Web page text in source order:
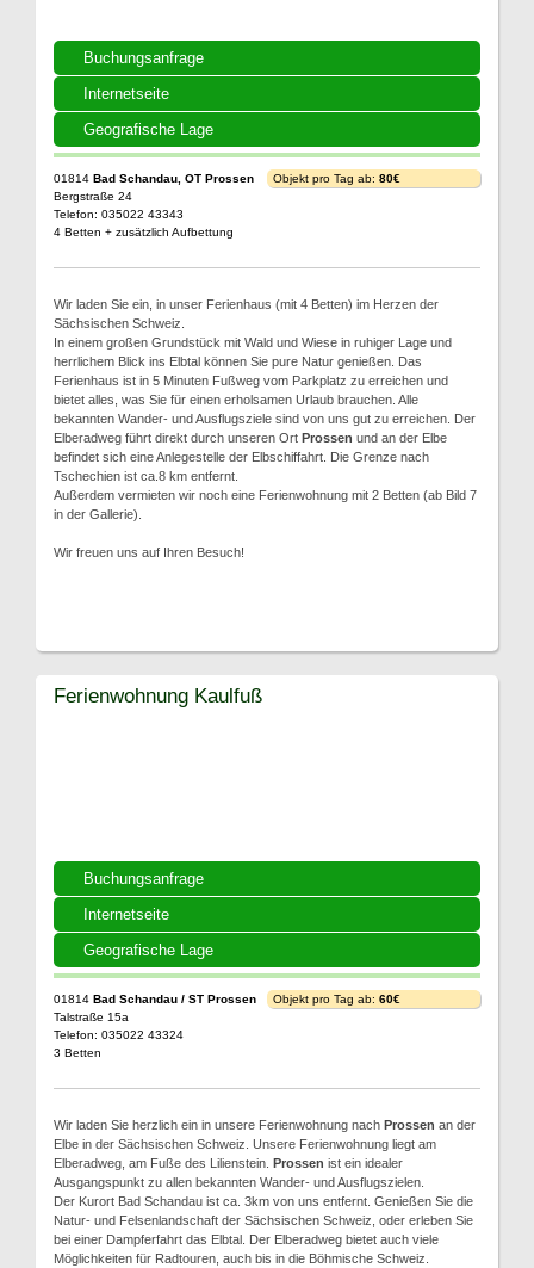
Buchungsanfrage
Internetseite
Geografische Lage
01814 Bad Schandau, OT Prossen
Bergstraße 24
Telefon: 035022 43343
4 Betten + zusätzlich Aufbettung
Objekt pro Tag ab: 80€
Wir laden Sie ein, in unser Ferienhaus (mit 4 Betten) im Herzen der
Sächsischen Schweiz.
In einem großen Grundstück mit Wald und Wiese in ruhiger Lage und
herrlichem Blick ins Elbtal können Sie pure Natur genießen. Das
Ferienhaus ist in 5 Minuten Fußweg vom Parkplatz zu erreichen und
bietet alles, was Sie für einen erholsamen Urlaub brauchen. Alle
bekannten Wander- und Ausflugsziele sind von uns gut zu erreichen. Der
Elberadweg führt direkt durch unseren Ort Prossen und an der Elbe
befindet sich eine Anlegestelle der Elbschiffahrt. Die Grenze nach
Tschechien ist ca.8 km entfernt.
Außerdem vermieten wir noch eine Ferienwohnung mit 2 Betten (ab Bild 7
in der Gallerie).
Wir freuen uns auf Ihren Besuch!
Buchungsanfrage
Internetseite
Geografische Lage
Ferienwohnung Kaulfuß
01814 Bad Schandau / ST Prossen
Talstraße 15a
Telefon: 035022 43324
3 Betten
Objekt pro Tag ab: 60€
Wir laden Sie herzlich ein in unsere Ferienwohnung nach Prossen an der
Elbe in der Sächsischen Schweiz. Unsere Ferienwohnung liegt am
Elberadweg, am Fuße des Lilienstein. Prossen ist ein idealer
Ausgangspunkt zu allen bekannten Wander- und Ausflugszielen.
Der Kurort Bad Schandau ist ca. 3km von uns entfernt. Genießen Sie die
Natur- und Felsenlandschaft der Sächsischen Schweiz, oder erleben Sie
bei einer Dampferfahrt das Elbtal. Der Elberadweg bietet auch viele
Möglichkeiten für Radtouren, auch bis in die Böhmische Schweiz.